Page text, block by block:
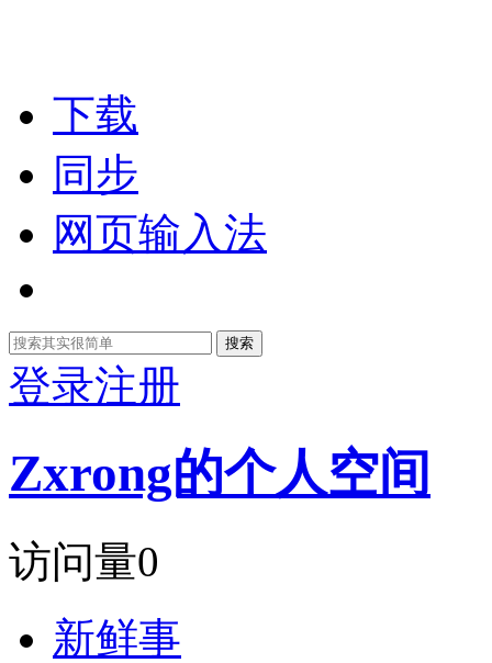
下载
同步
网页输入法
搜索
登录注册
Zxrong的个人空间
访问量0
新鲜事